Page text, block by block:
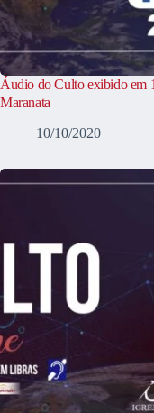
Áudio do Culto exibido em
Maranata
10/10/2020